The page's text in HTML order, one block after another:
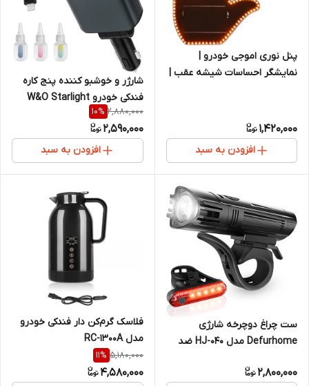
پنل نوری اموجی خودرو |
نمایشگر احساسات شیشه عقب |
1,420,000
افزودن به سبد
شارژر و خوشبو کننده پنج کاره
فندکی خودرو W&O Starlight
2,880,000
10%
2,590,000
افزودن به سبد
ست چراغ دوچرخه شارژی
Defurhome مدل HJ-040 ضد
2,800,000
فلاسک گرم‌کن دار فندکی خودرو
مدل RC-1300A
5,180,000
11%
4,580,000